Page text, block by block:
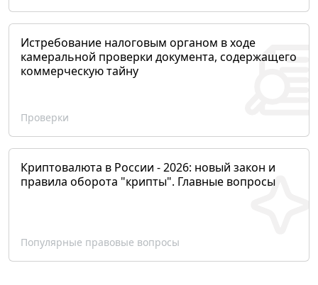
Истребование налоговым органом в ходе
камеральной проверки документа, содержащего
коммерческую тайну
Проверки
Криптовалюта в России - 2026: новый закон и
правила оборота "крипты". Главные вопросы
Популярные правовые вопросы